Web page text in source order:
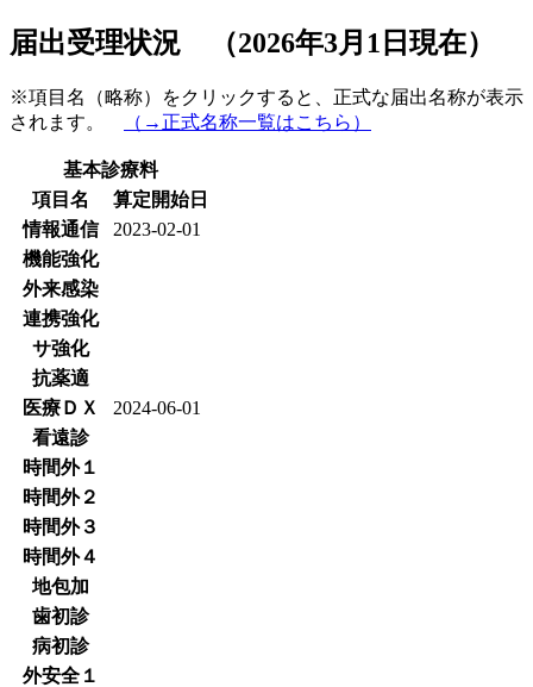
届出受理状況 （2026年3月1日現在）
※項目名（略称）をクリックすると、正式な届出名称が表示
されます。
（→正式名称一覧はこちら）
基本診療料
項目名
算定開始日
情報通信
2023-02-01
機能強化
外来感染
連携強化
サ強化
抗薬適
医療ＤＸ
2024-06-01
看遠診
時間外１
時間外２
時間外３
時間外４
地包加
歯初診
病初診
外安全１